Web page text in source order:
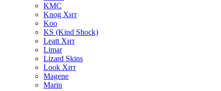
KMC
Knog Хит
Koo
KS (Kind Shock)
Leatt Хит
Limar
Lizard Skins
Look Хит
Magene
Marin